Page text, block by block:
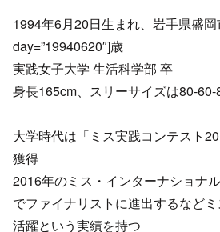
1994年6月20日生まれ、岩手県盛
day=”19940620″]歳
実践女子大学 生活科学部 卒
身長165cm、スリーサイズは80-60-
大学時代は「ミス実践コンテスト
獲得
2016年のミス・インターナショナ
でファイナリストに進出するなど
活躍という実績を持つ